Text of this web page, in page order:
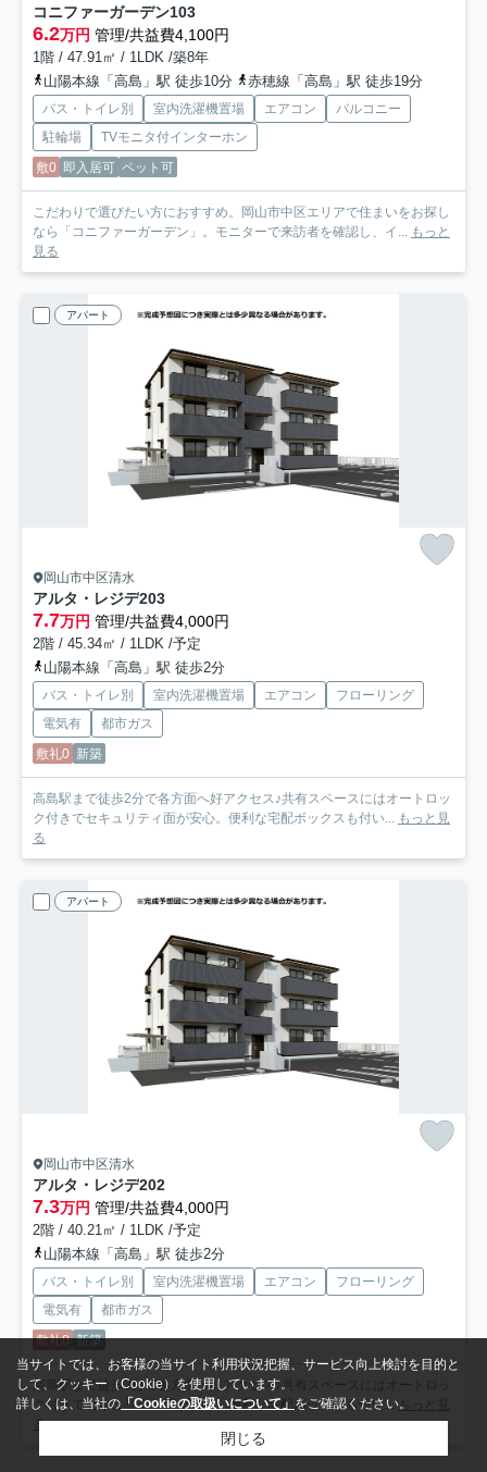
コニファーガーデン103
6.2万円 管理/共益費4,100円
1階 / 47.91㎡ / 1LDK /築8年
山陽本線「高島」駅 徒歩10分
赤穂線「高島」駅 徒歩19分
バス・トイレ別 室内洗濯機置場 エアコン
バルコニー
駐輪場
TVモニタ付インターホン
敷0 即入居可 ペット可
こだわりで選びたい方におすすめ。岡山市中区エリアで住まいをお探し
なら「コニファーガーデン」。モニターで来訪者を確認し、イ...
もっと
見る
アパート
岡山市中区清水
アルタ・レジデ203
7.7万円 管理/共益費4,000円
2階 / 45.34㎡ / 1LDK /予定
山陽本線「高島」駅 徒歩2分
バス・トイレ別 室内洗濯機置場 エアコン
フローリング
電気有
都市ガス
敷礼0 新築
高島駅まで徒歩2分で各方面へ好アクセス♪共有スペースにはオートロッ
ク付きでセキュリティ面が安心。便利な宅配ボックスも付い...
もっと見
る
アパート
岡山市中区清水
アルタ・レジデ202
7.3万円 管理/共益費4,000円
2階 / 40.21㎡ / 1LDK /予定
山陽本線「高島」駅 徒歩2分
バス・トイレ別 室内洗濯機置場 エアコン
フローリング
電気有
都市ガス
敷礼0 新築
高島駅まで徒歩2分で各方面へ好アクセス♪共有スペースにはオートロッ
ク付きでセキュリティ面が安心。便利な宅配ボックスも付い...もっと見
る
当サイトでは、お客様の当サイト利用状況把握、サービス向上検討を目的と
して、クッキー（Cookie）を使用しています。
詳しくは、当社の 「Cookieの取扱いについて」 をご確認ください。
閉じる